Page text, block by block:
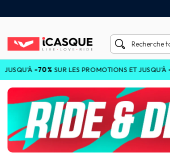
SUR LES PROMOTIONS ET JUSQU'À-25%SUR LES